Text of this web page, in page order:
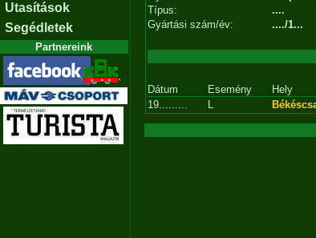
Utasítások
Segédletek
Partnereink
Típus:
....
Gyártási szám/év:
..../1...
Dátum Esemény Hely
19.........
L